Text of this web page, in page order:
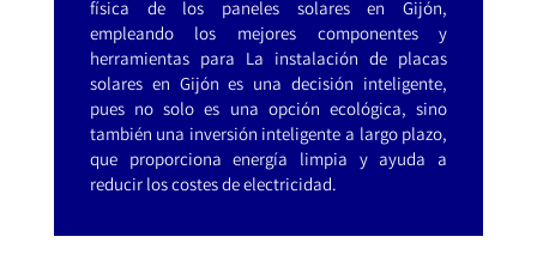
física de los paneles solares en Gijón,
empleando los mejores componentes y
herramientas para La instalación de placas
solares en Gijón es una decisión inteligente,
pues no solo es una opción ecológica, sino
también una inversión inteligente a largo plazo,
que proporciona energía limpia y ayuda a
reducir los costes de electricidad.